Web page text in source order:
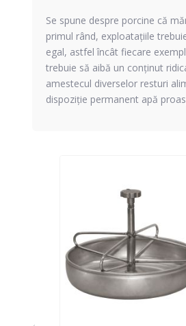
Se spune despre porcine că
primul rând, exploatațiile
egal, astfel încât fiecare
trebuie să aibă un conținut
amestecul diverselor resturi
dispoziție permanent apă